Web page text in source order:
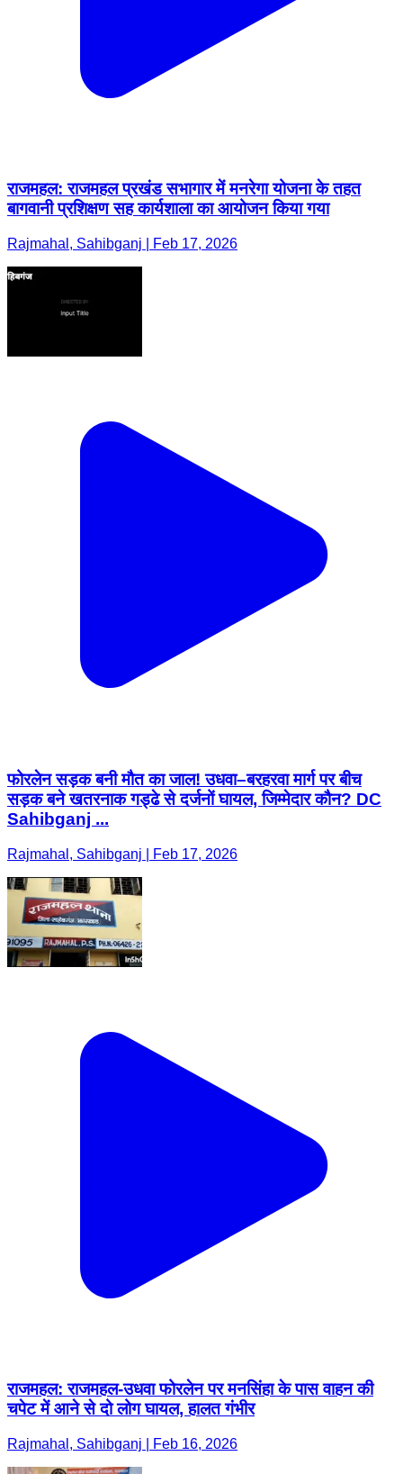
राजमहल: राजमहल प्रखंड सभागार में मनरेगा योजना के तहत
बागवानी प्रशिक्षण सह कार्यशाला का आयोजन किया गया
Rajmahal, Sahibganj | Feb 17, 2026
फोरलेन सड़क बनी मौत का जाल! उधवा–बरहरवा मार्ग पर बीच
सड़क बने खतरनाक गड्ढे से दर्जनों घायल, जिम्मेदार कौन? DC
Sahibganj ...
Rajmahal, Sahibganj | Feb 17, 2026
राजमहल: राजमहल-उधवा फोरलेन पर मनसिंहा के पास वाहन की
चपेट में आने से दो लोग घायल, हालत गंभीर
Rajmahal, Sahibganj | Feb 16, 2026